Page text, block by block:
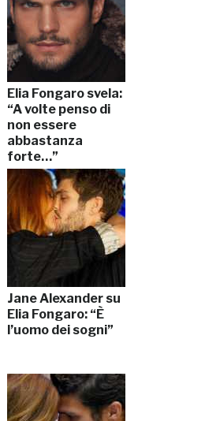
Elia Fongaro svela:
“A volte penso di
non essere
abbastanza
forte…”
Jane Alexander su
Elia Fongaro: “È
l’uomo dei sogni”